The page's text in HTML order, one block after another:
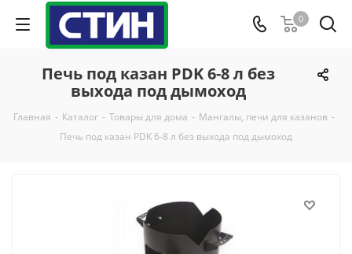
0
Печь под казан PDK 6-8 л без
выхода под дымоход
Главная - Каталог - Товары для дома - Мангалы, печи для казанов -
Печь под казан PDK 6-8 л без выхода под дымоход